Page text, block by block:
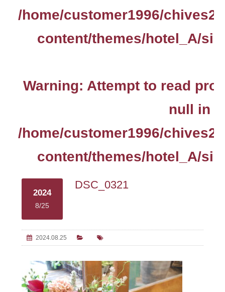
/home/customer1996/
content/themes/hotel_A/
Warning: Attempt to read
null in
/home/customer1996/
content/themes/hotel_A/
2024
8/25
DSC_0321
2024.08.25